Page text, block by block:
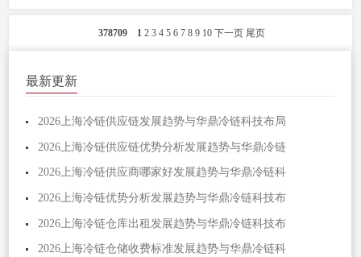
378709 1 2 3 4 5 6 7 8 9 10 下一页 尾页
最新更新
2026上海冷链供应链发展趋势与华鼎冷链科技布局
2026上海冷链供应链优势分析发展趋势与华鼎冷链
2026上海冷链供应商哪家好发展趋势与华鼎冷链科
2026上海冷链优势分析发展趋势与华鼎冷链科技布
2026上海冷链仓库出租发展趋势与华鼎冷链科技布
2026上海冷链仓储收费标准发展趋势与华鼎冷链科